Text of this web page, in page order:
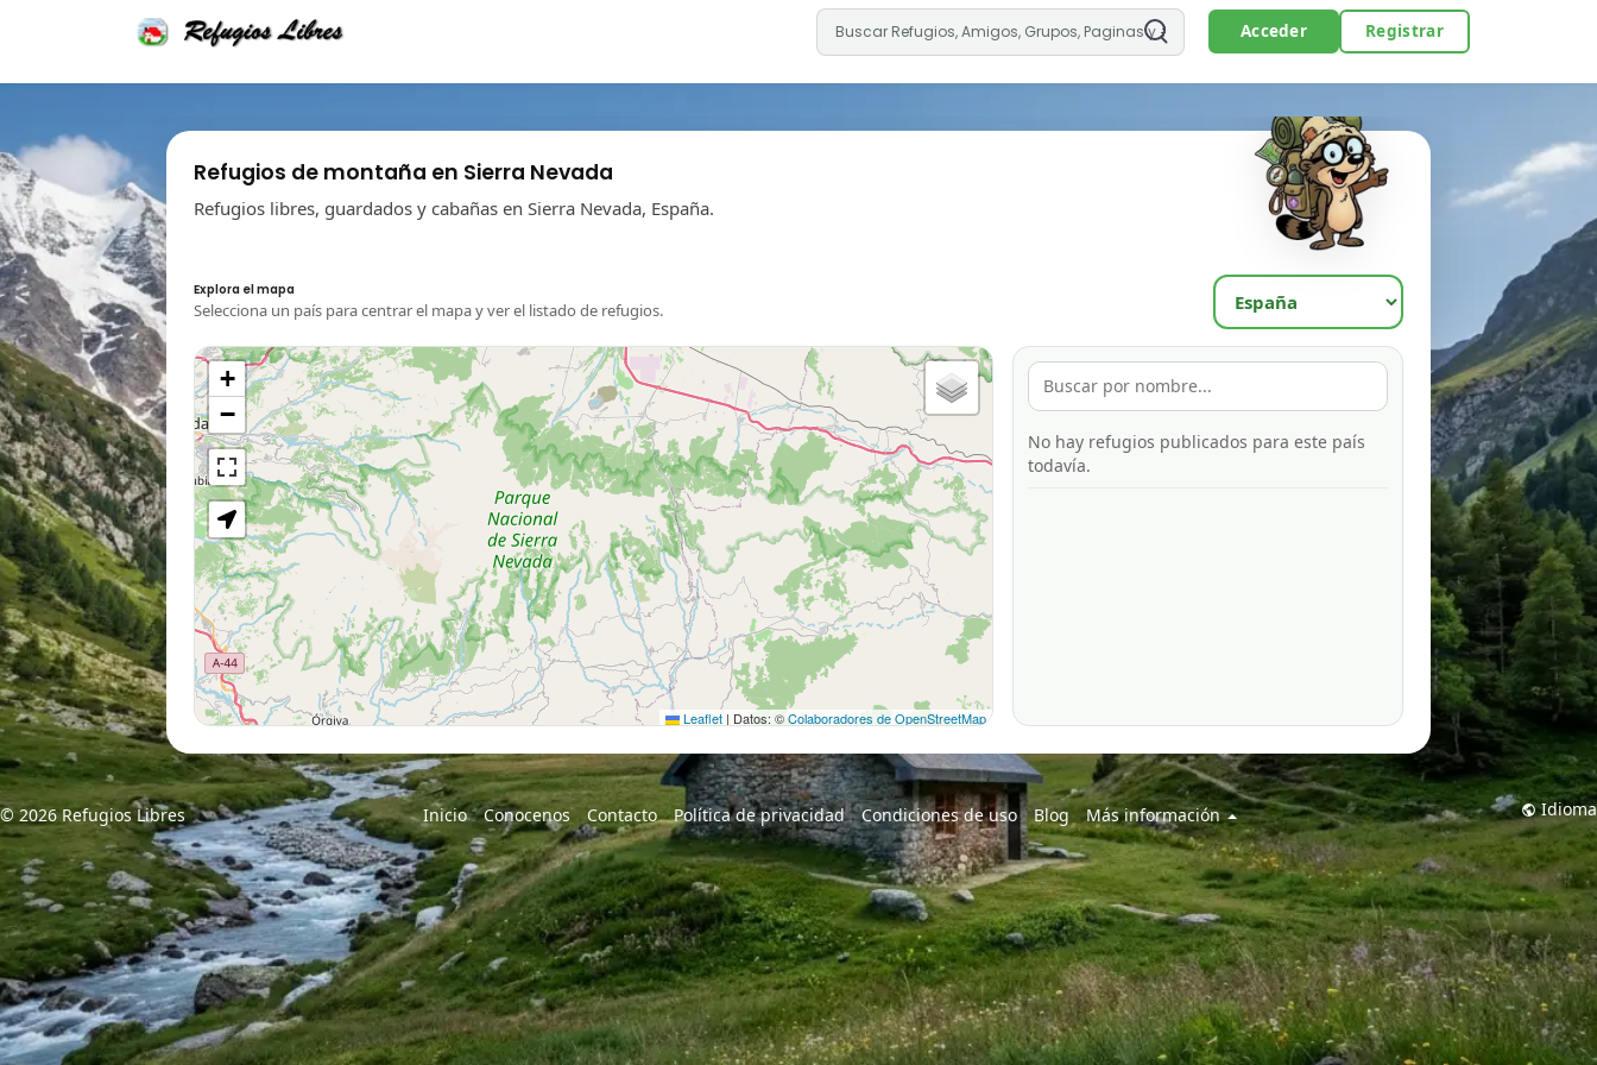
Acceder Registrar
Refugios de montaña en Sierra Nevada
Refugios libres, guardados y cabañas en Sierra Nevada, España.
Explora el mapa
Selecciona un país para centrar el mapa y ver el listado de refugios.
+
−
Leaflet | Datos: ©Colaboradores de OpenStreetMap
No hay refugios publicados para este país
todavía.
© 2026 Refugios Libres Inicio Conocenos Contacto Política de privacidad Condiciones de uso Blog Más información Idioma